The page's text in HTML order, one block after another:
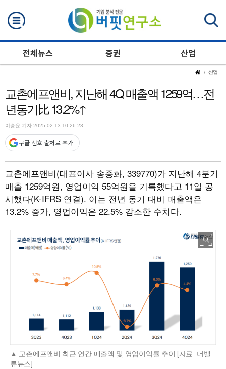
전체뉴스 증권 산업
산업
교촌에프앤비, 지난해 4Q 매출액 1259억…전
년동기比 13.2%↑
이승윤 기자 2025-02-13 10:26:23
구글 선호 출처로 추가
교촌에프앤비(대표이사 송종화, 339770)가 지난해 4분기
매출 1259억원, 영업이익 55억원을 기록했다고 11일 공
시했다(K-IFRS 연결). 이는 전년 동기 대비 매출액은
13.2% 증가, 영업이익은 22.5% 감소한 수치다.
교촌에프앤비 최근 연간 매출액 및 영업이익률 추이 [자료=더밸
류뉴스]
검색